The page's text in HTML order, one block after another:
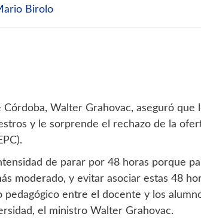
Birolo
Córdoba, Walter Grahovac, aseguró
y le sorprende el rechazo de la
de parar por 48 horas porque
moderado, y evitar asociar estas 48
entre el docente y los
el ministro Walter Grahovac.